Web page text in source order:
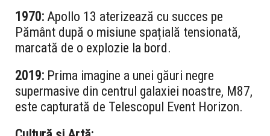
1970: Apollo 13 aterizează cu succes pe
Pământ după o misiune spațială tensionată,
marcată de o explozie la bord.
2019: Prima imagine a unei găuri negre
supermasive din centrul galaxiei noastre, M87,
este capturată de Telescopul Event Horizon.